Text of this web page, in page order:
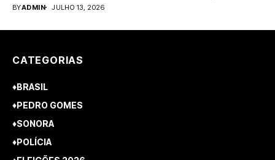
BYADMIN JULHO 13, 2026
CATEGORIAS
♦BRASIL
♦PEDRO GOMES
♦SONORA
♦POLÍCIA